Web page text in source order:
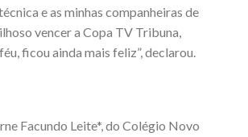
e as minhas companheiras de
vencer a Copa TV Tribuna,
ficou ainda mais feliz”, declarou.
Facundo Leite*, do Colégio Novo